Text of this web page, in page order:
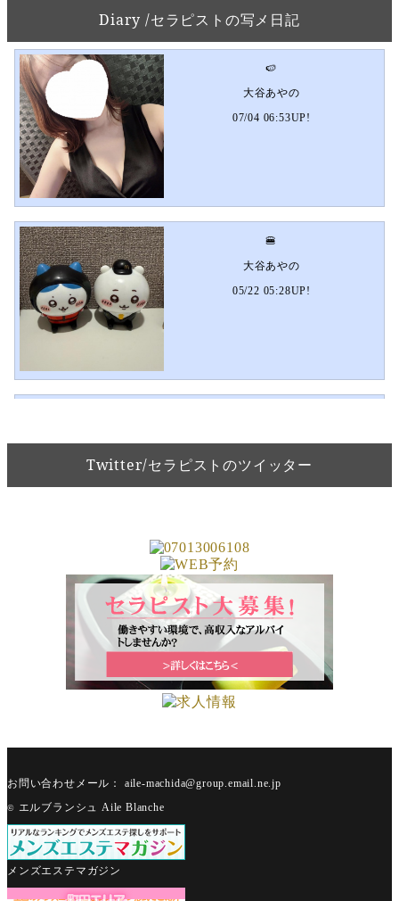
どこかドキドキするような色香に包まれることでし
ょう
💋忘れられない艶やかな癒しの時間を
ぜひご体感ください💋
Diary /セラピストの写メ日記
🍉
大谷あやの
07/04 06:53UP!
🍔
大谷あやの
05/22 05:28UP!
05/14 00:33UP!
もっとみる
Twitter/セラピストのツイッター
お問い合わせメール： aile-machida@group.email.ne.jp
© エルブランシュ Aile Blanche
メンズエステマガジン